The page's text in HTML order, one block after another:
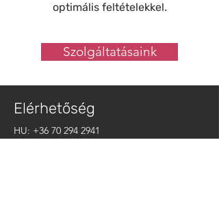
optimális feltételekkel.
Szolgáltatásaink
Elérhetőség
HU: +36 70 294 2941